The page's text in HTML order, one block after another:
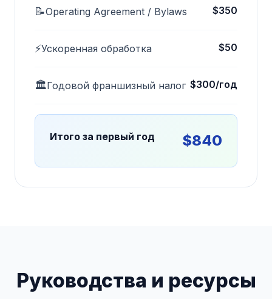
📝Operating Agreement / Bylaws $350
⚡Ускоренная обработка $50
🏛️Годовой франшизный налог $300/год
Итого за первый год $840
Руководства и ресурсы